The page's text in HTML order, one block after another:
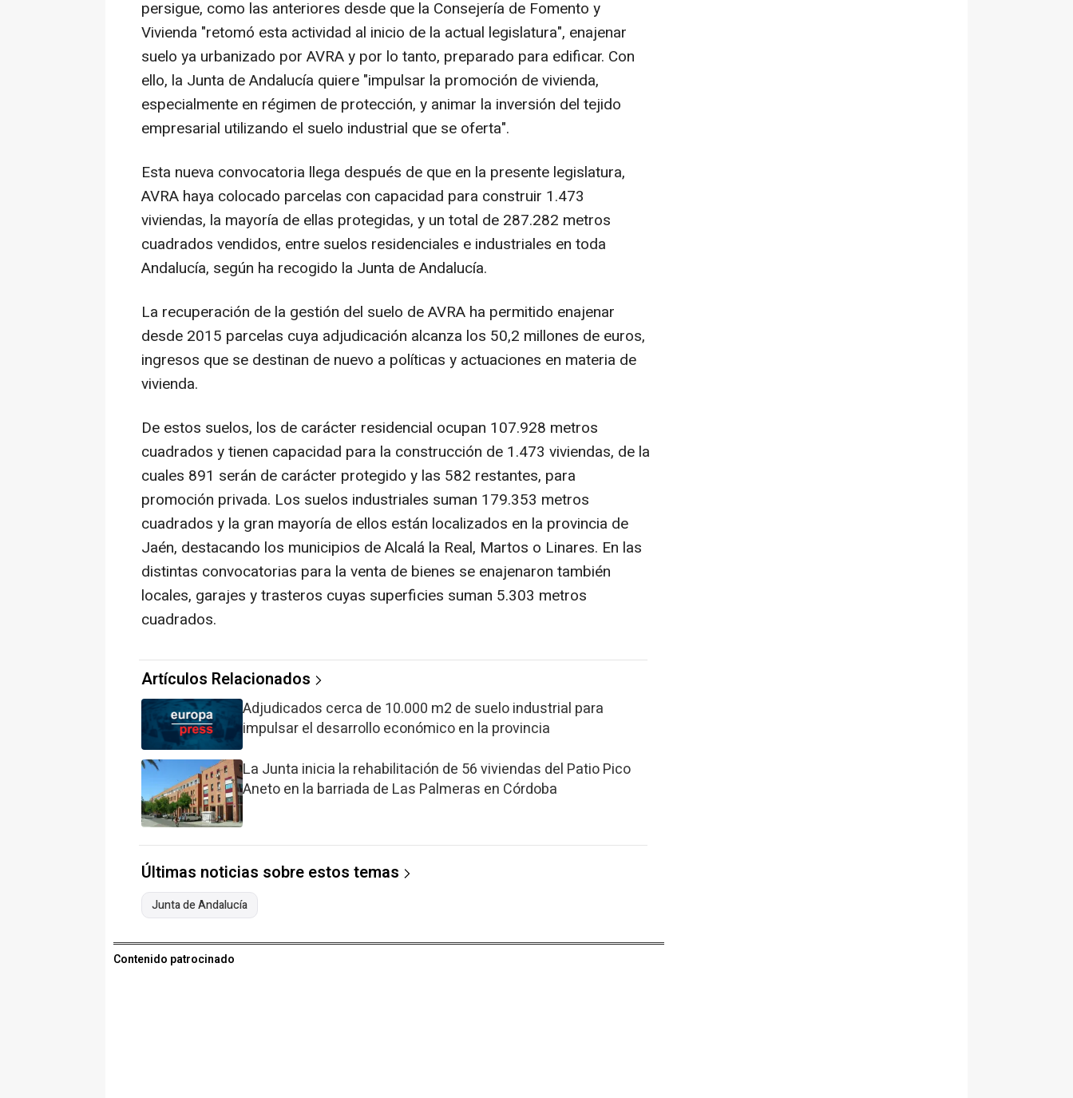
persigue, como las anteriores desde que la Consejería de Fomento y
Vivienda "retomó esta actividad al inicio de la actual legislatura", enajenar
suelo ya urbanizado por AVRA y por lo tanto, preparado para edificar. Con
ello, la Junta de Andalucía quiere "impulsar la promoción de vivienda,
especialmente en régimen de protección, y animar la inversión del tejido
empresarial utilizando el suelo industrial que se oferta".
Esta nueva convocatoria llega después de que en la presente legislatura,
AVRA haya colocado parcelas con capacidad para construir 1.473
viviendas, la mayoría de ellas protegidas, y un total de 287.282 metros
cuadrados vendidos, entre suelos residenciales e industriales en toda
Andalucía, según ha recogido la Junta de Andalucía.
La recuperación de la gestión del suelo de AVRA ha permitido enajenar
desde 2015 parcelas cuya adjudicación alcanza los 50,2 millones de euros,
ingresos que se destinan de nuevo a políticas y actuaciones en materia de
vivienda.
De estos suelos, los de carácter residencial ocupan 107.928 metros
cuadrados y tienen capacidad para la construcción de 1.473 viviendas, de la
cuales 891 serán de carácter protegido y las 582 restantes, para
promoción privada. Los suelos industriales suman 179.353 metros
cuadrados y la gran mayoría de ellos están localizados en la provincia de
Jaén, destacando los municipios de Alcalá la Real, Martos o Linares. En las
distintas convocatorias para la venta de bienes se enajenaron también
locales, garajes y trasteros cuyas superficies suman 5.303 metros
cuadrados.
Artículos Relacionados
Adjudicados cerca de 10.000 m2 de suelo industrial para
impulsar el desarrollo económico en la provincia
La Junta inicia la rehabilitación de 56 viviendas del Patio Pico
Aneto en la barriada de Las Palmeras en Córdoba
Últimas noticias sobre estos temas
Junta de Andalucía
Contenido patrocinado